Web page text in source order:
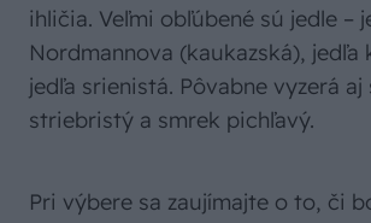
ihličia. Veľmi obľúbené sú jedle –
Nordmannova (kaukazská), jedľa
jedľa srienistá. Pôvabne vyzerá aj
striebristý a smrek pichľavý.
Pri výbere sa zaujímajte o to, či